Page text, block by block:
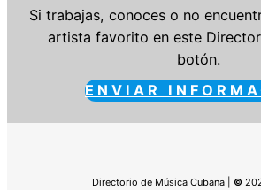
Si trabajas, conoces o no
artista favorito en este
botón.
ENVIAR
Directorio de Música Cubana | ©